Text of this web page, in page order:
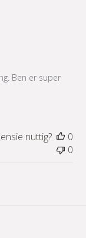
Ben er super
nuttig?
0
0